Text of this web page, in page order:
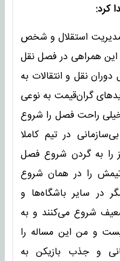
کرد:
استقلال و شخص
این همراهی در فصل نقل
نقل و انتقالات به
گران‌قیمت به نوعی
راحت فصل را شروع
در تیم کاملا
به گردن شروع فصل
را در همان شروع
در سایر باشگاه‌ها و
شروع می‌کنند و به
و من این مساله را
و جذب بازیکن به